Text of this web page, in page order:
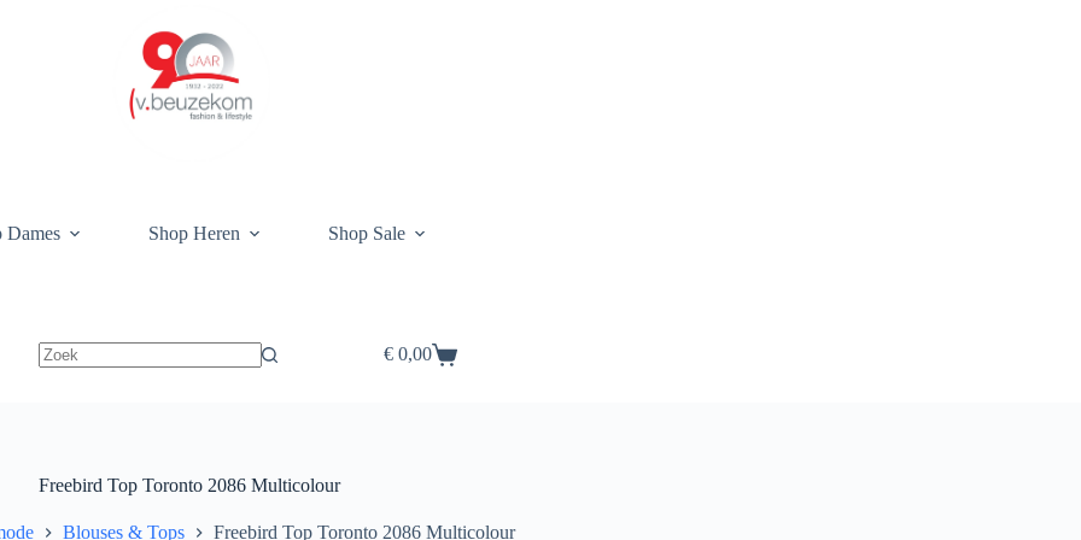
Dames Shop Heren Shop Sale
Winkelwagen
€0,00
Freebird Top Toronto 2086 Multicolour
Blouses & Tops Freebird Top Toronto 2086 Multicolour